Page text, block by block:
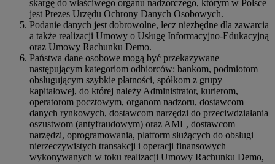
skargę do właściwego organu nadzorczego, którym w Polsce
jest Prezes Urzędu Ochrony Danych Osobowych.
Podanie danych jest dobrowolne, lecz niezbędne dla zawarcia
a także realizacji Umowy o Usługę Informacyjno-Edukacyjną
oraz Umowy Rachunku Demo.
Państwa dane osobowe mogą być przekazywane
następującym kategoriom odbiorców: bankom, podmiotom
obsługującym szybkie płatności, spółkom z grupy
kapitałowej, do której należy Administrator, kurierom,
operatorom pocztowym, organom nadzoru, dostawcom
danych rynkowych, dostawcom narzędzi do przeciwdziałania
oszustwom (antyfraudowym) oraz AML, dostawcom
narzędzi, oprogramowania, platform służących do obsługi
nierzeczywistych transakcji i operacji finansowych
wykonywanych w toku realizacji Umowy Rachunku Demo,